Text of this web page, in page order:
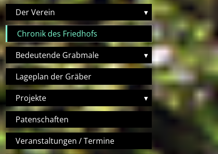
Der Verein
▾
Chronik des Friedhofs
Bedeutende Grabmale
▾
Lageplan der Gräber
Projekte
▾
Patenschaften
Veranstaltungen / Termine